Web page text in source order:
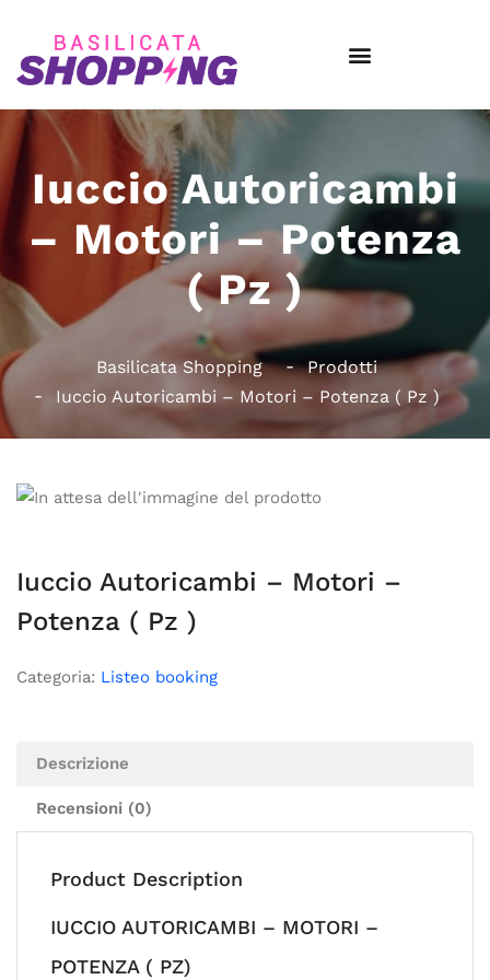
Iuccio Autoricambi
– Motori – Potenza
( Pz )
Basilicata Shopping
Prodotti
Iuccio Autoricambi – Motori – Potenza ( Pz )
Iuccio Autoricambi – Motori –
Potenza ( Pz )
Categoria: Listeo booking
Descrizione
Recensioni (0)
Product Description
IUCCIO AUTORICAMBI – MOTORI –
POTENZA ( PZ)